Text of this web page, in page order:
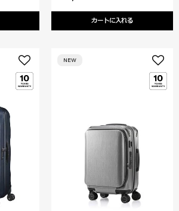
カートに入れる
NEW